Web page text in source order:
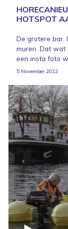
HOTSPOT
De grotere bar,
muren. Dat wat
een insta foto
5 November 2022